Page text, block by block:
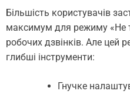
Більшість користувачів
максимум для режиму «Не
робочих дзвінків. Але цей
глибші інструменти:
Гнучке